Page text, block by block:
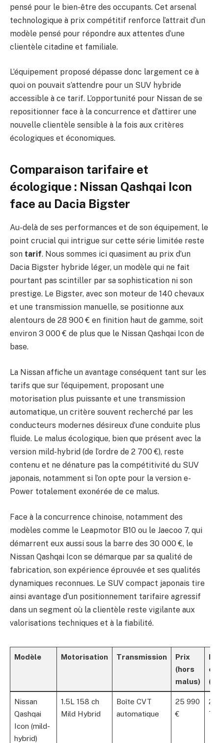
pensé pour le bien-être des occupants. Cet arsenal
technologique à prix compétitif renforce l’attrait d’un
modèle pensé pour répondre aux attentes d’une
clientèle citadine et familiale.
L’équipement proposé dépasse donc largement ce à
quoi on pouvait s’attendre pour un SUV hybride
accessible à ce tarif. L’opportunité pour Nissan de se
repositionner face à la concurrence et d’attirer une
nouvelle clientèle sensible à la fois aux critères
écologiques et économiques.
Comparaison tarifaire et
écologique : Nissan Qashqai Icon
face au Dacia Bigster
Au-delà de ses performances et de son équipement, le
point crucial qui intrigue sur cette série limitée reste
son tarif. Nous sommes ici quasiment au prix d’un
Dacia Bigster hybride léger, un modèle qui ne fait
pourtant pas scintiller par sa sophistication ni son
prestige. Le Bigster, avec son moteur de 140 chevaux
et une transmission manuelle, se positionne aux
alentours de 28 900 € en finition haut de gamme, soit
environ 3 000 € de plus que le Nissan Qashqai Icon de
base.
La Nissan affiche un avantage conséquent tant sur les
tarifs que sur l’équipement, proposant une
motorisation plus puissante et une transmission
automatique, un critère souvent recherché par les
conducteurs modernes désireux d’une conduite plus
fluide. Le malus écologique, bien que présent avec la
version mild-hybrid (de l’ordre de 2 700 €), reste
contenu et ne dénature pas la compétitivité du SUV
japonais, notamment si l’on opte pour la version e-
Power totalement exonérée de ce malus.
Face à la concurrence chinoise, notamment des
modèles comme le Leapmotor B10 ou le Jaecoo 7, qui
démarrent eux aussi sous la barre des 30 000 €, le
Nissan Qashqai Icon se démarque par sa qualité de
fabrication, son expérience éprouvée et ses qualités
dynamiques reconnues. Le SUV compact japonais tire
ainsi avantage d’un positionnement tarifaire agressif
dans un segment où la clientèle reste vigilante aux
valorisations techniques et à la fiabilité.
Modèle Motorisation Transmission
Prix
(hors
malus)
(€)
Nissan
Qashqai
Icon (mild-
hybrid)
1.5L 158 ch
Mild Hybrid
Boîte CVT
automatique
25 990
€
2